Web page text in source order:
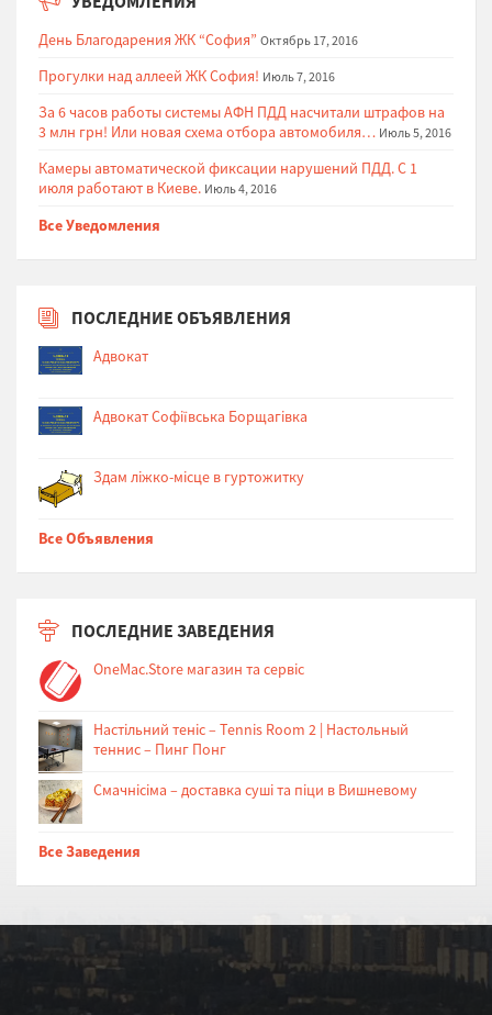
День Благодарения ЖК “София” Октябрь 17, 2016
Прогулки над аллеей ЖК София! Июль 7, 2016
За 6 часов работы системы АФН ПДД насчитали штрафов на
3 млн грн! Или новая схема отбора автомобиля… Июль 5, 2016
Камеры автоматической фиксации нарушений ПДД. С 1
июля работают в Киеве. Июль 4, 2016
Все Уведомления
ПОСЛЕДНИЕ ОБЪЯВЛЕНИЯ
Адвокат
Адвокат Софіївська Борщагівка
Здам ліжко-місце в гуртожитку
Все Объявления
ПОСЛЕДНИЕ ЗАВЕДЕНИЯ
OneMac.Store магазин та сервіс
Настільний теніс – Tennis Room 2 | Настольный
теннис – Пинг Понг
Cмачнісіма – доставка суші та піци в Вишневому
Все Заведения